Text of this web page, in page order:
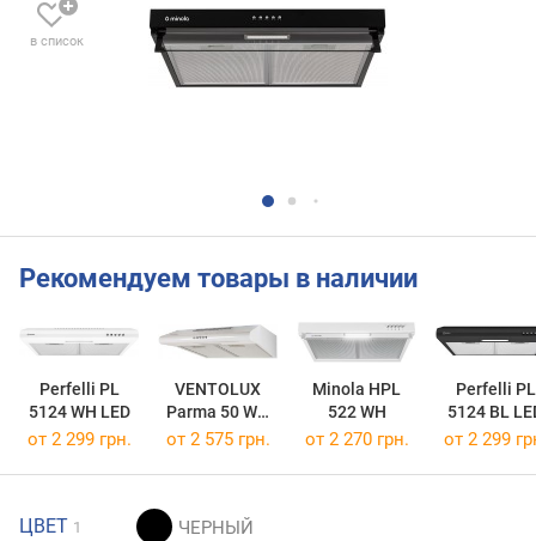
в список
Рекомендуем товары в наличии
Perfelli PL
5124 WH LED
VENTOLUX
Parma 50 WH
600
Minola HPL
522 WH
Perfelli PL
5124 BL
от 2 299 грн. от 2 575 грн. от 2 270 грн. от 2 299
ЦВЕТ 1